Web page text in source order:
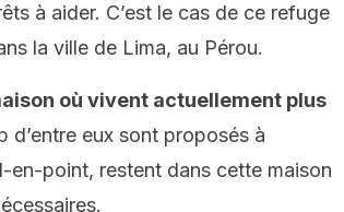
à aider. C’est le cas de ce refuge
la ville de Lima, au Pérou.
où vivent actuellement plus
d’entre eux sont proposés à
en-point, restent dans cette maison